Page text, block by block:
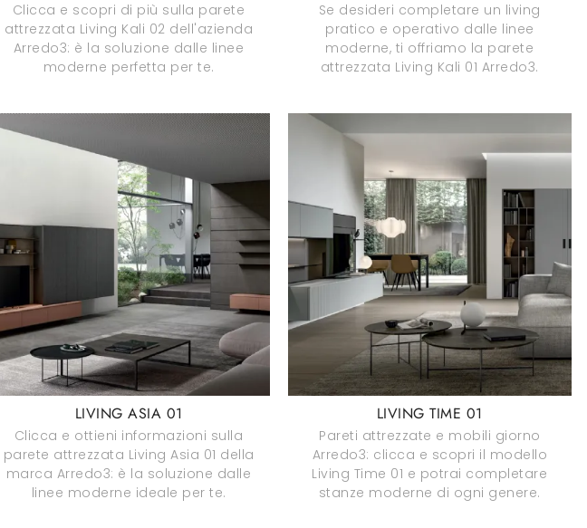
Clicca e scopri di più sulla parete
attrezzata Living Kali 02 dell'azienda
Arredo3: è la soluzione dalle linee
moderne perfetta per te.
Se desideri completare un living
pratico e operativo dalle linee
moderne, ti offriamo la parete
attrezzata Living Kali 01 Arredo3.
LIVING ASIA 01
Clicca e ottieni informazioni sulla
parete attrezzata Living Asia 01 della
marca Arredo3: è la soluzione dalle
linee moderne ideale per te.
LIVING TIME 01
Pareti attrezzate e mobili giorno
Arredo3: clicca e scopri il modello
Living Time 01 e potrai completare
stanze moderne di ogni genere.